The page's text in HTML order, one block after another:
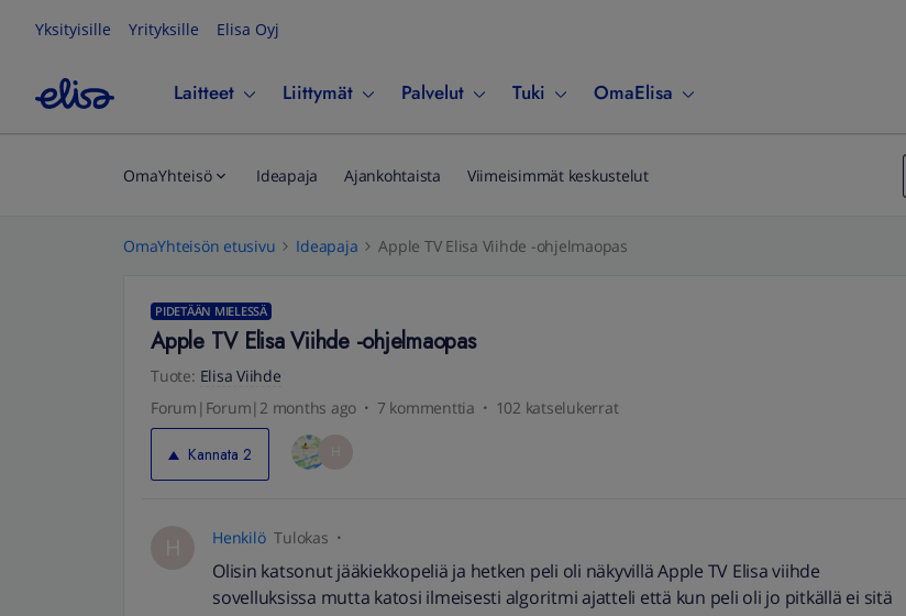
Yksityisille Yrityksille Elisa Oyj
Laitteet Liittymät Palvelut Tuki OmaElisa
OmaYhteisö Ideapaja Ajankohtaista Viimeisimmät keskustelut
OmaYhteisön etusivu Ideapaja Apple TV Elisa Viihde -ohjelmaopas
PIDETÄÄN MIELESSÄ
Apple TV Elisa Viihde -ohjelmaopas
Tuote: Elisa Viihde
Forum|Forum|2 months ago
7 kommenttia 102 katselukerrat
Kannata 2
H Henkilö Tulokas
Olisin katsonut jääkiekkopeliä ja hetken peli oli näkyvillä Apple TV Elisa viihde
sovelluksissa mutta katosi ilmeisesti algoritmi ajatteli että kun peli oli jo pitkällä ei sitä